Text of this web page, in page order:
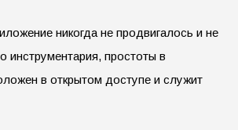
никогда не продвигалось и не
инструментария, простоты в
в открытом доступе и служит